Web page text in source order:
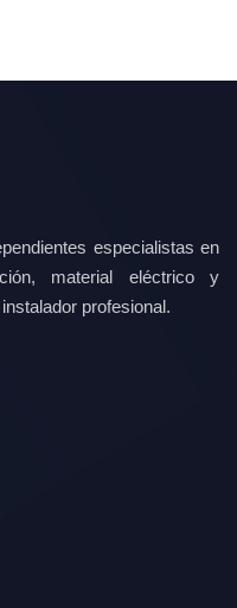
especialistas en
material eléctrico y
profesional.